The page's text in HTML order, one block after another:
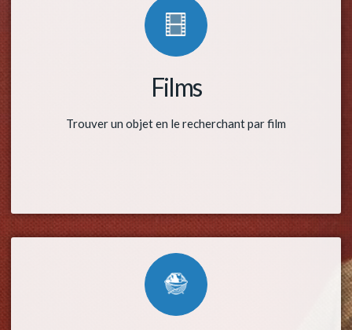
Films
Trouver un objet en le recherchant par film